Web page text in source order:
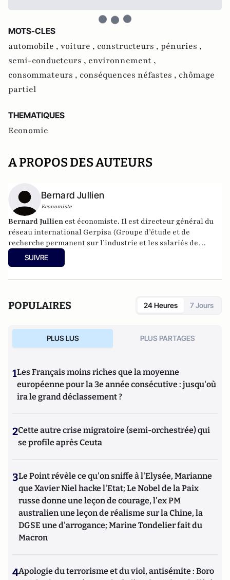
MOTS-CLES
automobile , voiture , constructeurs , pénuries ,
semi-conducteurs , environnement ,
consommateurs , conséquences néfastes , chômage
partiel
THEMATIQUES
Economie
A PROPOS DES AUTEURS
Bernard Jullien
Economiste
Bernard Jullien est économiste. Il est directeur général du
réseau international Gerpisa (Groupe d’étude et de
recherche permanent sur l’industrie et les salariés de
l’Automobile).
SUIVRE
POPULAIRES 24 Heures 7 Jours
PLUS LUS PLUS PARTAGES
1Les Français moins riches que la moyenne
européenne pour la 3e année consécutive : jusqu'où
ira le grand déclassement ?
2Cette autre crise migratoire (semi-orchestrée) qui
se profile après Ceuta
3Le Point révèle ce qu'on sniffe à l'Elysée, Marianne
que Xavier Niel hacke l'Etat; Le Nobel de la Paix
russe donne une leçon de courage, l'ex PM
australien une leçon de réalisme sur la Chine, la
DGSE une d'arrogance; Marine Tondelier fait du
Macron
4Apologie du terrorisme et du viol, antisémite : Boro